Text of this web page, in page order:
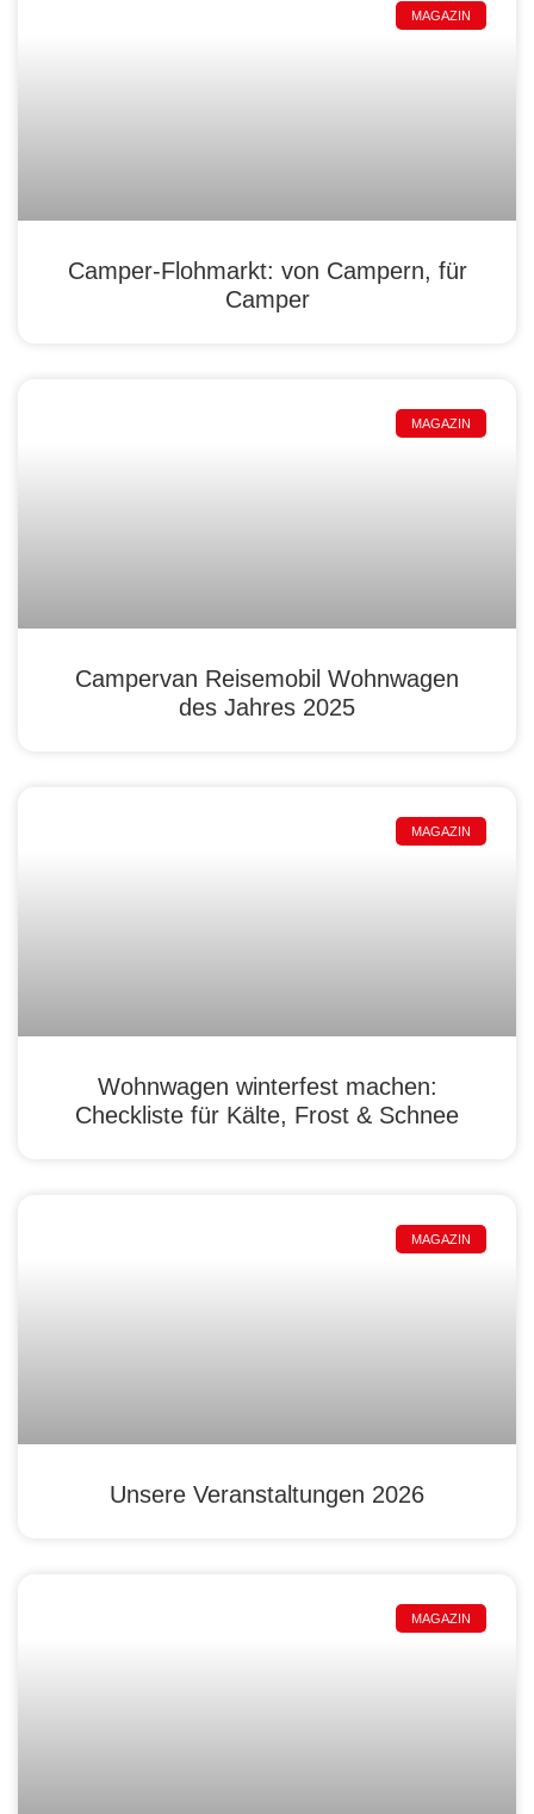
MAGAZIN
Camper-Flohmarkt: von Campern, für
Camper
MAGAZIN
Campervan Reisemobil Wohnwagen
des Jahres 2025
MAGAZIN
Wohnwagen winterfest machen:
Checkliste für Kälte, Frost & Schnee
MAGAZIN
Unsere Veranstaltungen 2026
MAGAZIN